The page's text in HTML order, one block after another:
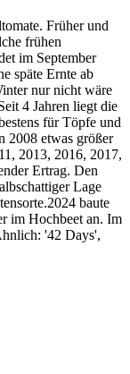
Früher und
frühen
im September
späte Ernte ab
nur nicht wäre
4 Jahren liegt die
für Töpfe und
2008 etwas größer
2013, 2016, 2017,
Ertrag. Den
Lage
baute
im Hochbeet an. Im
'42 Days',